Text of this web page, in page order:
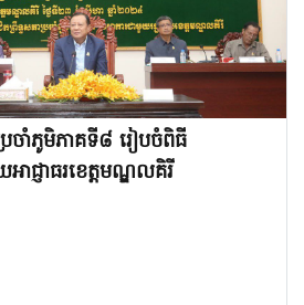
ចាំភូមិភាគទី៨ រៀបចំពិធី
ញាធរខេត្តមណ្ឌលគិរី